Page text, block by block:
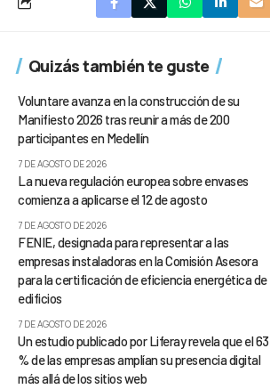
Quizás también te guste
Voluntare avanza en la construcción de su
Manifiesto 2026 tras reunir a más de 200
participantes en Medellín
7 DE AGOSTO DE 2026
La nueva regulación europea sobre envases
comienza a aplicarse el 12 de agosto
7 DE AGOSTO DE 2026
FENIE, designada para representar a las
empresas instaladoras en la Comisión Asesora
para la certificación de eficiencia energética de
edificios
7 DE AGOSTO DE 2026
Un estudio publicado por Liferay revela que el 63
% de las empresas amplían su presencia digital
más allá de los sitios web